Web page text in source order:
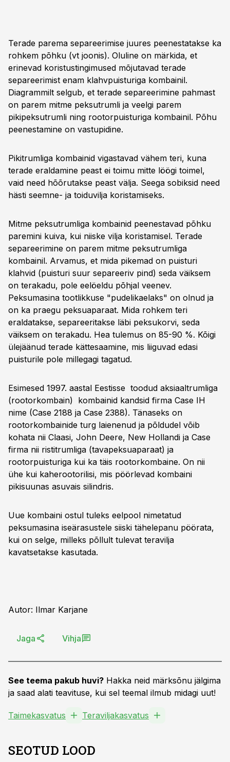
Terade parema separeerimise juures peenestatakse ka
rohkem põhku (vt joonis). Oluline on märkida, et
erinevad koristustingimused mõjutavad terade
separeerimist enam klahvpuisturiga kombainil.
Diagrammilt selgub, et terade separeerimine pahmast
on parem mitme peksutrumli ja veelgi parem
pikipeksutrumli ning rootorpuisturiga kombainil. Põhu
peenestamine on vastupidine.
Pikitrumliga kombainid vigastavad vähem teri, kuna
terade eraldamine peast ei toimu mitte löögi toimel,
vaid need hõõrutakse peast välja. Seega sobiksid need
hästi seemne- ja toiduvilja koristamiseks.
Mitme peksutrumliga kombainid peenestavad põhku
paremini kuiva, kui niiske vilja koristamisel. Terade
separeerimine on parem mitme peksutrumliga
kombainil. Arvamus, et mida pikemad on puisturi
klahvid (puisturi suur separeeriv pind) seda väiksem
on terakadu, pole eelöeldu põhjal veenev.
Peksumasina tootlikkuse "pudelikaelaks" on olnud ja
on ka praegu peksuaparaat. Mida rohkem teri
eraldatakse, separeeritakse läbi peksukorvi, seda
väiksem on terakadu. Hea tulemus on 85-90 %. Kõigi
ülejäänud terade kättesaamine, mis liiguvad edasi
puisturile pole millegagi tagatud.
Esimesed 1997. aastal Eestisse toodud aksiaaltrumliga
(rootorkombain) kombainid kandsid firma Case IH
nime (Case 2188 ja Case 2388). Tänaseks on
rootorkombainide turg laienenud ja põldudel võib
kohata nii Claasi, John Deere, New Hollandi ja Case
firma nii ristitrumliga (tavapeksuaparaat) ja
rootorpuisturiga kui ka täis rootorkombaine. On nii
ühe kui kaherootorilisi, mis pöörlevad kombaini
pikisuunas asuvais silindris.
Uue kombaini ostul tuleks eelpool nimetatud
peksumasina iseärasustele siiski tähelepanu pöörata,
kui on selge, milleks põllult tulevat teravilja
kavatsetakse kasutada.
Autor: Ilmar Karjane
Jaga Vihja
See teema pakub huvi? Hakka neid märksõnu jälgima
ja saad alati teavituse, kui sel teemal ilmub midagi uut!
Taimekasvatus Teraviljakasvatus
SEOTUD LOOD